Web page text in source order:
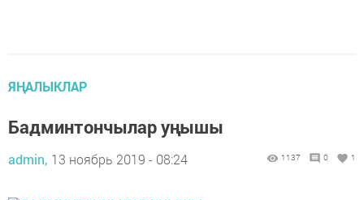
ЯҢАЛЫКЛАР
Бадминтончылар уңышы
admin, 13 ноябрь 2019 - 08:24 1137 0 1